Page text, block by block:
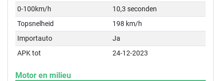
0-100km/h
10,3 seconden
Topsnelheid
198 km/h
Importauto
Ja
APK tot
24-12-2023
Motor en milieu